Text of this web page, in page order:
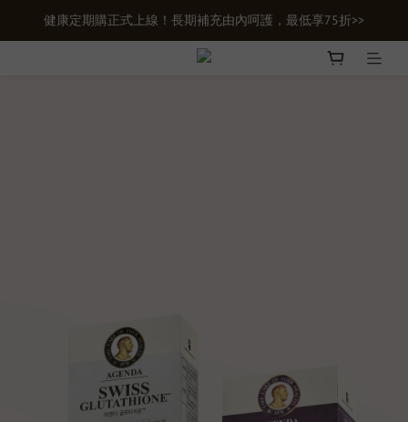
新會員首購輸入【newgifts】滿額最高現折$100
新會員首購輸入【newgifts】滿額最高現折$100